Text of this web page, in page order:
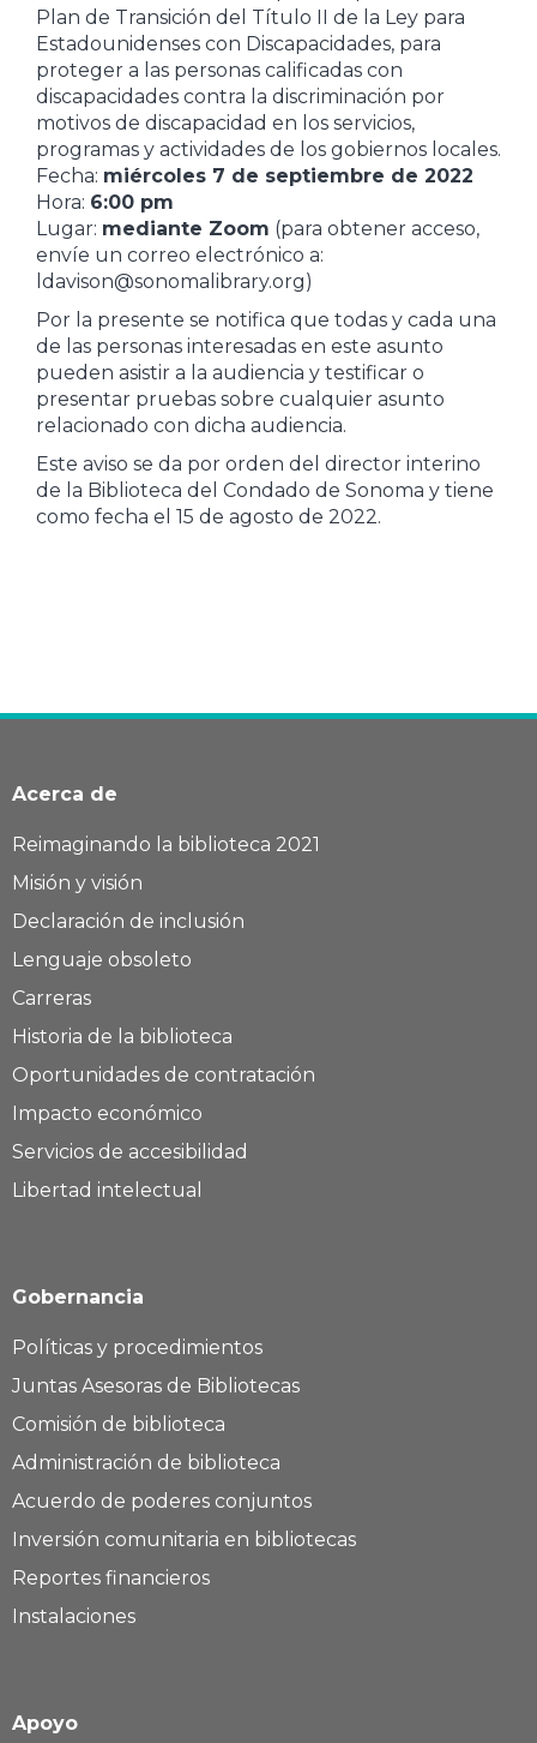
Plan de Transición del Título II de la Ley para
Estadounidenses con Discapacidades, para
proteger a las personas calificadas con
discapacidades contra la discriminación por
motivos de discapacidad en los servicios,
programas y actividades de los gobiernos locales.
Fecha: miércoles 7 de septiembre de 2022
Hora: 6:00 pm
Lugar: mediante Zoom (para obtener acceso,
envíe un correo electrónico a:
ldavison@sonomalibrary.org)
Por la presente se notifica que todas y cada una
de las personas interesadas en este asunto
pueden asistir a la audiencia y testificar o
presentar pruebas sobre cualquier asunto
relacionado con dicha audiencia.
Este aviso se da por orden del director interino
de la Biblioteca del Condado de Sonoma y tiene
como fecha el 15 de agosto de 2022.
Acerca de
Reimaginando la biblioteca 2021
Misión y visión
Declaración de inclusión
Lenguaje obsoleto
Carreras
Historia de la biblioteca
Oportunidades de contratación
Impacto económico
Servicios de accesibilidad
Libertad intelectual
Gobernancia
Políticas y procedimientos
Juntas Asesoras de Bibliotecas
Comisión de biblioteca
Administración de biblioteca
Acuerdo de poderes conjuntos
Inversión comunitaria en bibliotecas
Reportes financieros
Instalaciones
Apoyo